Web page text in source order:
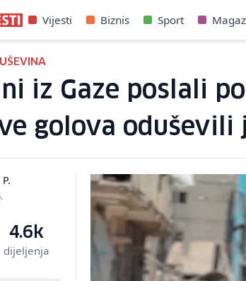
Vijesti Biznis Sport
iz Gaze poslali
golova oduševili
4.6k
dijeljenja